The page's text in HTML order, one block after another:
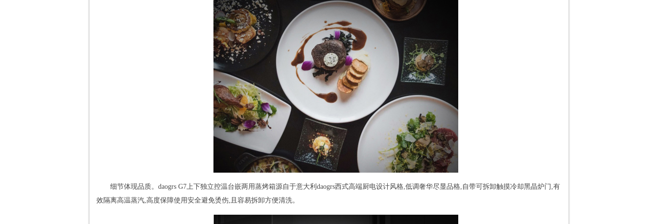
细节体现品质。daogrs G7上下独立控温台嵌两用蒸烤箱源自于意大利daogrs西式高端厨电设计风格,低调奢华尽显品格,自带可拆卸触摸冷却黑晶炉门,有
效隔离高温蒸汽,高度保障使用安全避免烫伤,且容易拆卸方便清洗。